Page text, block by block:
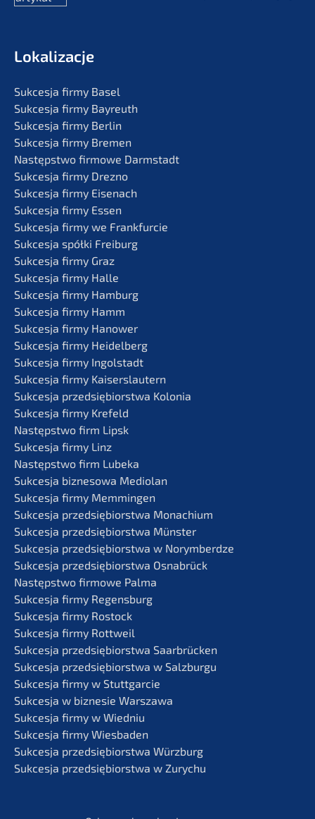
Lokali­zac­je
Sukces­ja firmy Basel
Sukces­ja firmy Bayreuth
Sukces­ja firmy Berlin
Sukces­ja firmy Bremen
Następst­wo firmo­we Darmstadt
Sukces­ja firmy Drezno
Sukces­ja firmy Eisenach
Sukces­ja firmy Essen
Sukces­ja firmy we Frankfurcie
Sukces­ja spółki Freiburg
Sukces­ja firmy Graz
Sukces­ja firmy Halle
Sukces­ja firmy Hamburg
Sukces­ja firmy Hamm
Sukces­ja firmy Hanower
Sukces­ja firmy Heidelberg
Sukces­ja firmy Ingolstadt
Sukces­ja firmy Kaiserslautern
Sukces­ja przedsię­bi­orst­wa Kolonia
Sukces­ja firmy Krefeld
Następst­wo firm Lipsk
Sukces­ja firmy Linz
Następst­wo firm Lubeka
Sukces­ja bizne­so­wa Mediolan
Sukces­ja firmy Memmingen
Sukces­ja przedsię­bi­orst­wa Monachium
Sukces­ja przedsię­bi­orst­wa Münster
Sukces­ja przedsię­bi­orst­wa w Norymberdze
Sukces­ja przedsię­bi­orst­wa Osnabrück
Następst­wo firmo­we Palma
Sukces­ja firmy Regensburg
Sukces­ja firmy Rostock
Sukces­ja firmy Rottweil
Sukces­ja przedsię­bi­orst­wa Saarbrücken
Sukces­ja przedsię­bi­orst­wa w Salzburgu
Sukces­ja firmy w Stuttgarcie
Sukces­ja w bizne­sie Warszawa
Sukces­ja firmy w Wiedniu
Sukces­ja firmy Wiesbaden
Sukces­ja przedsię­bi­orst­wa Würzburg
Sukces­ja przedsię­bi­orst­wa w Zurychu